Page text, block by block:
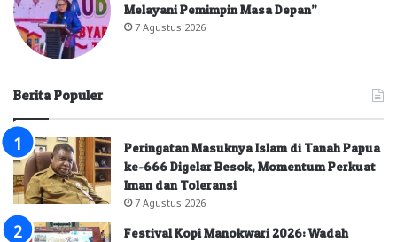
Melayani Pemimpin Masa Depan”
7 Agustus 2026
Berita Populer
Peringatan Masuknya Islam di Tanah Papua
ke-666 Digelar Besok, Momentum Perkuat
Iman dan Toleransi
7 Agustus 2026
Festival Kopi Manokwari 2026: Wadah